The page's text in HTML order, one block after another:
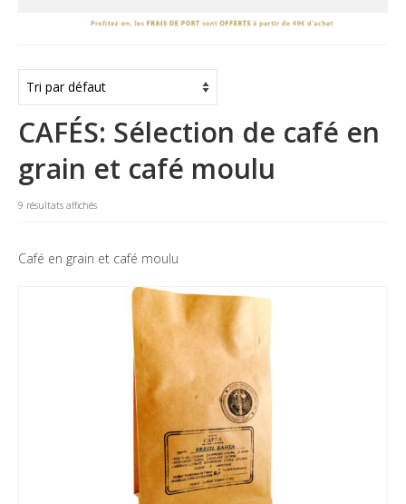
La marque
BUREAUX / PME
HOTELS / RESTAURANTS
CAFÉS: Sélection de café en
grain et café moulu
9 résultats affichés
Café en grain et café moulu